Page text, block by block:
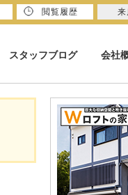
スタッフブログ 会社
閲覧履歴 来